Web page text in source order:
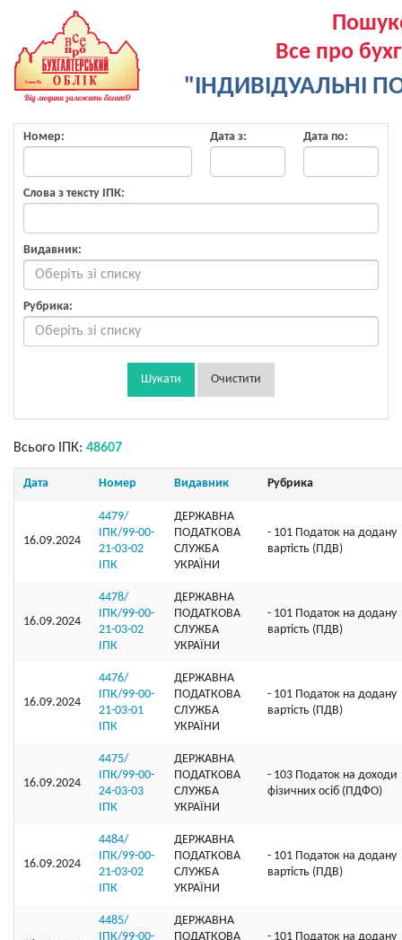
Все про
"ІНДИВІДУАЛЬНІ
Номер: Дата з: Дата по:
Слова з тексту ІПК:
Видавник:
Рубрика:
Шукати Очистити
Всього ІПК: 48607
Дата Номер Видавник Рубрика
16.09.2024
4479/
ІПК/99-00-
21-03-02
ІПК
ДЕРЖАВНА
ПОДАТКОВА
СЛУЖБА
УКРАЇНИ
- 101 Податок на додану
вартість (ПДВ)
16.09.2024
4478/
ІПК/99-00-
21-03-02
ІПК
ДЕРЖАВНА
ПОДАТКОВА
СЛУЖБА
УКРАЇНИ
- 101 Податок на додану
вартість (ПДВ)
16.09.2024
4476/
ІПК/99-00-
21-03-01
ІПК
ДЕРЖАВНА
ПОДАТКОВА
СЛУЖБА
УКРАЇНИ
- 101 Податок на додану
вартість (ПДВ)
16.09.2024
4475/
ІПК/99-00-
24-03-03
ІПК
ДЕРЖАВНА
ПОДАТКОВА
СЛУЖБА
УКРАЇНИ
- 103 Податок на доходи
фізичних осіб (ПДФО)
16.09.2024
4484/
ІПК/99-00-
21-03-02
ІПК
ДЕРЖАВНА
ПОДАТКОВА
СЛУЖБА
УКРАЇНИ
- 101 Податок на додану
вартість (ПДВ)
4485/
ІПК/99-00-
ДЕРЖАВНА
ПОДАТКОВА
- 101 Податок на додану